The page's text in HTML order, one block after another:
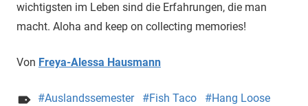
wichtigsten im Leben sind die Erfahrungen, die man
macht. Aloha and keep on collecting memories!
Von Freya-Alessa Hausmann
Auslandssemester Fish Taco
Hang Loose